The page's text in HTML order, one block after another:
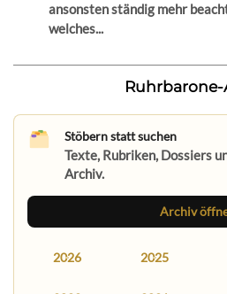
ansonsten ständig mehr
welches...
Stöbern statt suchen
Texte, Rubriken, Dossiers
Archiv.
Archiv
2026 2025